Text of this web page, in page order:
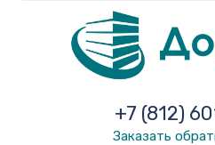
+7 (812)
Заказать